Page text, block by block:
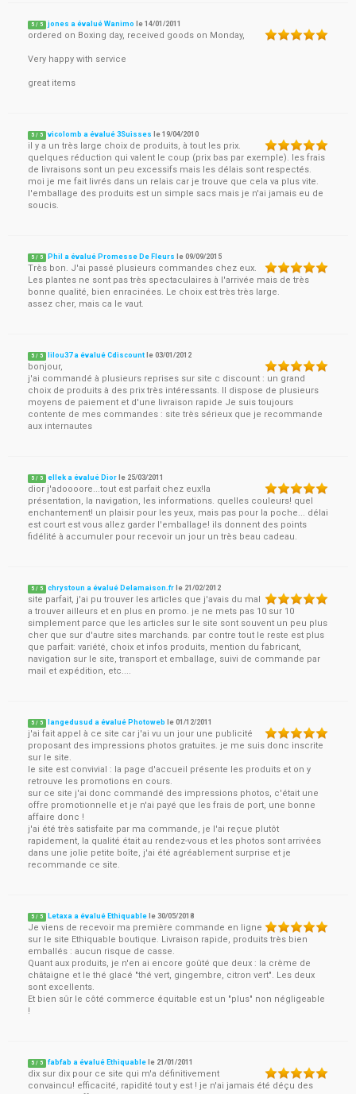
5 / 5 jones a évalué Wanimo le14/01/2011
ordered on Boxing day, received goods on Monday,
Very happy with service
great items
5 / 5 vicolomb a évalué 3Suisses le19/04/2010
il y a un très large choix de produits, à tout les prix.
quelques réduction qui valent le coup (prix bas par exemple). les frais
de livraisons sont un peu excessifs mais les délais sont respectés.
moi je me fait livrés dans un relais car je trouve que cela va plus vite.
l'emballage des produits est un simple sacs mais je n'ai jamais eu de
soucis.
5 / 5 Phil a évalué Promesse De Fleurs le09/09/2015
Très bon. J'ai passé plusieurs commandes chez eux.
Les plantes ne sont pas très spectaculaires à l'arrivée mais de très
bonne qualité, bien enracinées. Le choix est très très large.
assez cher, mais ca le vaut.
5 / 5 lilou37 a évalué Cdiscount le03/01/2012
bonjour,
j'ai commandé à plusieurs reprises sur site c discount : un grand
choix de produits à des prix très intéressants. Il dispose de plusieurs
moyens de paiement et d'une livraison rapide Je suis toujours
contente de mes commandes : site très sérieux que je recommande
aux internautes
5 / 5 ellek a évalué Dior le 25/03/2011
dior j'adoooore...tout est parfait chez eux!la
présentation, la navigation, les informations. quelles couleurs! quel
enchantement! un plaisir pour les yeux, mais pas pour la poche... délai
est court est vous allez garder l'emballage! ils donnent des points
fidélité à accumuler pour recevoir un jour un très beau cadeau.
5 / 5 chrystoun a évalué Delamaison.fr le 21/02/2012
site parfait, j'ai pu trouver les articles que j'avais du mal
a trouver ailleurs et en plus en promo. je ne mets pas 10 sur 10
simplement parce que les articles sur le site sont souvent un peu plus
cher que sur d'autre sites marchands. par contre tout le reste est plus
que parfait: variété, choix et infos produits, mention du fabricant,
navigation sur le site, transport et emballage, suivi de commande par
mail et expédition, etc....
5 / 5 langedusud a évalué Photoweb le01/12/2011
j'ai fait appel à ce site car j'ai vu un jour une publicité
proposant des impressions photos gratuites. je me suis donc inscrite
sur le site.
le site est convivial : la page d'accueil présente les produits et on y
retrouve les promotions en cours.
sur ce site j'ai donc commandé des impressions photos, c'était une
offre promotionnelle et je n'ai payé que les frais de port, une bonne
affaire donc !
j'ai été très satisfaite par ma commande, je l'ai reçue plutôt
rapidement, la qualité était au rendez-vous et les photos sont arrivées
dans une jolie petite boîte, j'ai été agréablement surprise et je
recommande ce site.
5 / 5 Letaxa a évalué Ethiquable le30/05/2018
Je viens de recevoir ma première commande en ligne
sur le site Ethiquable boutique. Livraison rapide, produits très bien
emballés : aucun risque de casse.
Quant aux produits, je n'en ai encore goûté que deux : la crème de
châtaigne et le thé glacé "thé vert, gingembre, citron vert". Les deux
sont excellents.
Et bien sûr le côté commerce équitable est un "plus" non négligeable
!
5 / 5 fabfab a évalué Ethiquable le 21/01/2011
dix sur dix pour ce site qui m'a définitivement
convaincu! efficacité, rapidité tout y est ! je n'ai jamais été déçu des